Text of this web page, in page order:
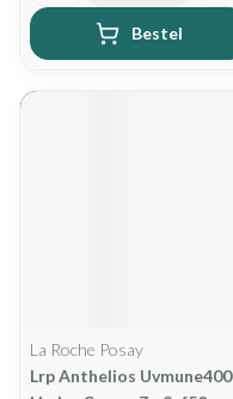
Bestel
La Roche Posay
Lrp Anthelios Uvmune400